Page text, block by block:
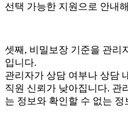
선택 가능한 지원으로 안내
셋째, 비밀보장 기준을 관리
입니다.
관리자가 상담 여부나 상담
직원 신뢰가 낮아집니다. 관
는 정보와 확인할 수 없는